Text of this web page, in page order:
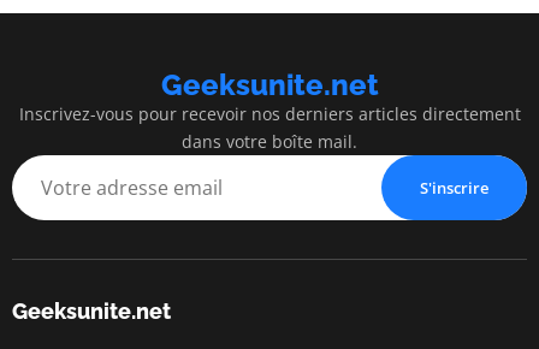
Geeksunite.net
Inscrivez-vous pour recevoir nos derniers articles directement
dans votre boîte mail.
S'inscrire
Geeksunite.net